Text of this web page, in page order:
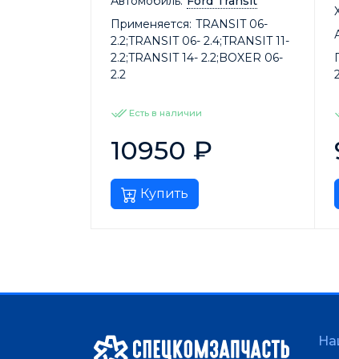
Применяется: TRANSIT 06-
2.2;TRANSIT 06- 2.4;TRANSIT 11-
2.2;TRANSIT 14- 2.2;BOXER 06-
2.2
Есть в наличии
10950 ₽
Купить